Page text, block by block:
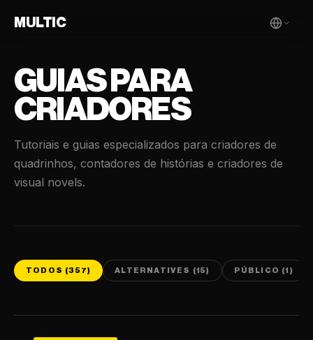
MULTIC
GUIAS PARA
CRIADORES
Tutoriais e guias especializados para criadores de
quadrinhos, contadores de histórias e criadores de
visual novels.
TODOS (357) ALTERNATIVES (15) PÚBLICO (1)